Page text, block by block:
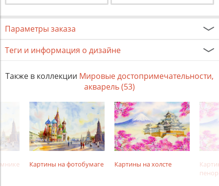
Параметры заказа
Теги и информация о дизайне
Также в коллекции Мировые достопримечательности,
акварель (53)
Картины на фотобумаге Картины на холсте